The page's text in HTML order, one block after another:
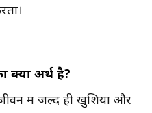
क्या अर्थ है?
में जल्द ही खुशिया और